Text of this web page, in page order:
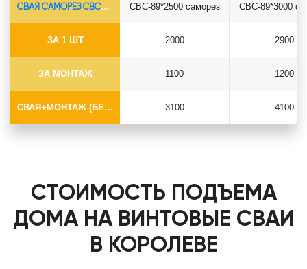
СВАЯ САМОРЕЗ СВС-Ø89*6.5
ЗА 1 ШТ
ЗА МОНТАЖ
СВАЯ+МОНТАЖ (БЕЗ ОГОЛОВКА)
СВС-89*2500 саморез
2000
1100
3100
СВС-89*3000
2900
1200
4100
СТОИМОСТЬ ПОДЪЕМА
ДОМА НА ВИНТОВЫЕ СВАИ
В КОРОЛЕВЕ